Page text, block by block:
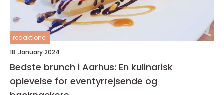
redaktionel
18. January 2024
Bedste brunch i Aarhus: En kulinarisk
oplevelse for eventyrrejsende og